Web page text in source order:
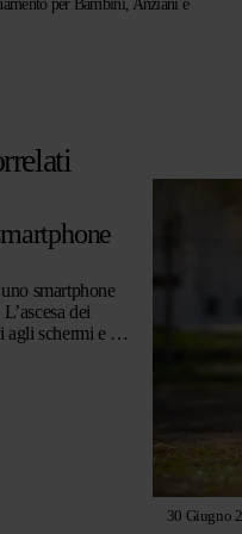
per Bambini, Anziani e
smartphone
dei
agli schermi e le
30 Giugno